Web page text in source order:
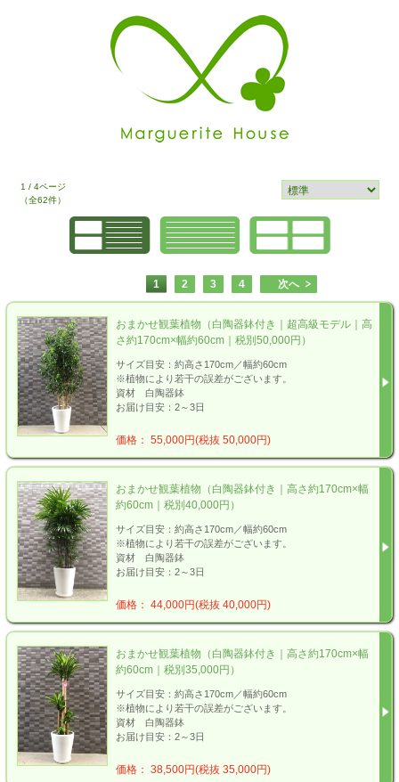
1 / 4ページ
（全62件）
1 2 3 4 次へ
おまかせ観葉植物（白陶器鉢付き｜超高級モデル｜高
さ約170cm×幅約60cm｜税別50,000円）
サイズ目安：約高さ170cm／幅約60cm
※植物により若干の誤差がございます。
資材 白陶器鉢
お届け目安：2～3日
価格： 55,000円(税抜 50,000円)
おまかせ観葉植物（白陶器鉢付き｜高さ約170cm×幅
約60cm｜税別40,000円）
サイズ目安：約高さ170cm／幅約60cm
※植物により若干の誤差がございます。
資材 白陶器鉢
お届け目安：2～3日
価格： 44,000円(税抜 40,000円)
おまかせ観葉植物（白陶器鉢付き｜高さ約170cm×幅
約60cm｜税別35,000円）
サイズ目安：約高さ170cm／幅約60cm
※植物により若干の誤差がございます。
資材 白陶器鉢
お届け目安：2～3日
価格： 38,500円(税抜 35,000円)